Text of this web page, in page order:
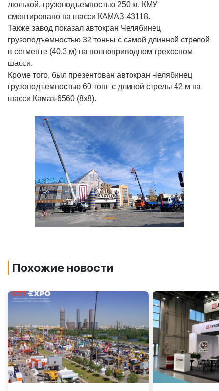
люлькой, грузоподъемностью 250 кг. КМУ
смонтировано на шасси КАМАЗ-43118.
Также завод показал автокран Челябинец
грузоподъемностью 32 тонны с самой длинной стрелой
в сегменте (40,3 м) на полноприводном трехосном
шасси.
Кроме того, был презентован автокран Челябинец
грузоподъемностью 60 тонн с длиной стрелы 42 м на
шасси Камаз-6560 (8х8).
Похожие новости